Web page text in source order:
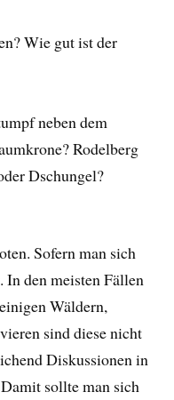
Wie gut ist der
neben dem
Rodelberg
Dschungel?
Sofern man sich
den meisten Fällen
Wäldern,
sind diese nicht
Diskussionen in
sollte man sich